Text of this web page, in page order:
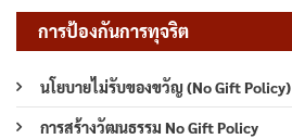
การป้องกันการทุจริต
นโยบายไม่รับของขวัญ (No Gift Policy)
การสร้างวัฒนธรรม No Gift Policy